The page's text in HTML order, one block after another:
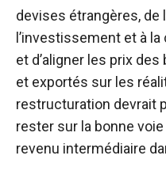
devises étrangères, de
l’investissement et à
et d’aligner les prix
et exportés sur les
restructuration devrait
rester sur la bonne
revenu intermédiaire